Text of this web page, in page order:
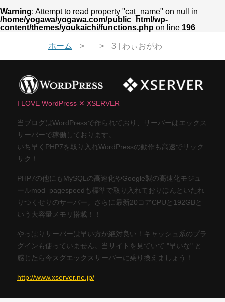
Warning: Attempt to read property "cat_name" on null in
/home/yogawa/yogawa.com/public_html/wp-
content/themes/youkaichi/functions.php on line 196
ホーム 3 | わぃおがわ
I LOVE WordPress ✕ XSERVER
当ブログはWordPressで作られており、サーバーはエックス
サーバーで稼働しております。
いち早くPHP7を取り入れWordPressの動作も高速でサック
サク！
PHP7の他にもMySQLの高速化やGoogle製の高速化モジュ
ールmod_pagespeedも標準で取り入れておりほんといたれ
りつくせりのサーバー。さらに最新20コアCPUと192GBと
いう大容量メモリ搭載！！
やっぱりサーバーは早い方が絶対良い！キャッシュ系のプラ
グインも使っていません。当サイトを見ていて "早いな" と
感じたら今スグエックスサーバーに乗り換えましょう！
http://www.xserver.ne.jp/